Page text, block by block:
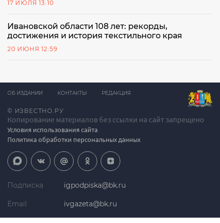
17 ИЮЛЯ 13:10
Ивановской области 108 лет: рекорды,
достижения и история текстильного края
20 ИЮНЯ 12:59
© ИЗВЕСТНО.РУ
Копирование материалов без ссылки на сайт запрещено
Условия использования сайта
Политика обработки персональных данных
ОБ ИЗДАНИИ КОНТАКТЫ РЕДАКЦИЯ
Подписка igpodpiska@bk.ru
Email ivgazeta@bk.ru